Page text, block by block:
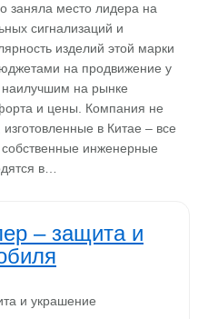
заняла место лидера на
сигнализаций и
изделий этой марки
на продвижение у
на рынке
и цены. Компания не
в Китае – все
инженерные
в…
– защита и